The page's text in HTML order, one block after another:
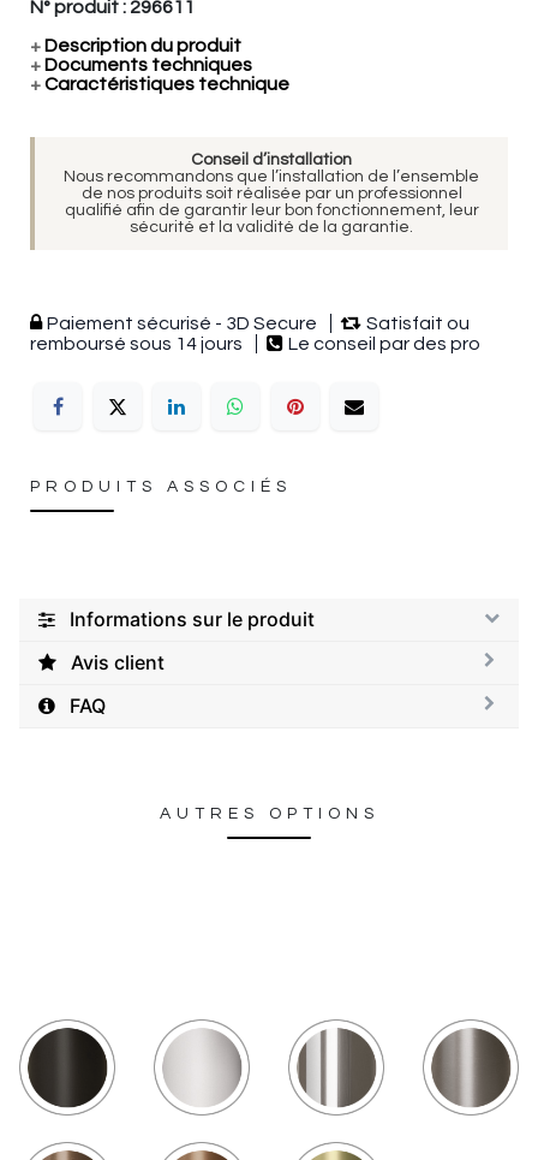
N° produit : 296611
+ Description du produit
+ Documents techniques
+Caractéristiques technique
Conseil d’installation
Nous recommandons que l’installation de l’ensemble
de nos produits soit réalisée par un professionnel
qualifié afin de garantir leur bon fonctionnement, leur
sécurité et la validité de la garantie.
Paiement sécurisé - 3D Secure
Satisfait ou
remboursé sous 14 jours
Le conseil par des pro
PRODUITS ASSOCIÉS
Informations sur le produit
Avis client
FAQ
AUTRES OPTIONS